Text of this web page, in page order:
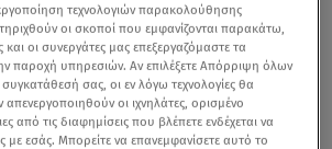
τεχνολογιών παρακολούθησης
οι σκοποί που εμφανίζονται παρακάτω,
και οι συνεργάτες μας επεξεργαζόμαστε τα
παροχή υπηρεσιών. Αν επιλέξετε Απόρριψη όλων
σας, οι εν λόγω τεχνολογίες θα
οι ιχνηλάτες, ορισμένο
από τις διαφημίσεις που βλέπετε ενδέχεται να
με εσάς. Μπορείτε να επανεμφανίσετε αυτό το